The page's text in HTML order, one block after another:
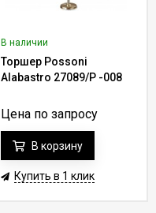
В наличии
Торшер Possoni
Alabastro 27089/P -008
Цена по запросу
В корзину
Купить в 1 клик